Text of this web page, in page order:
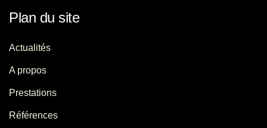
Plan du site
Actualités
A propos
Prestations
Références